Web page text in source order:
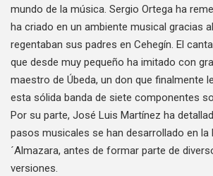
mundo de la música. Sergio Ortega ha
ha criado en un ambiente musical gracias
regentaban sus padres en Cehegín. El
que desde muy pequeño ha imitado con
maestro de Úbeda, un don que finalmente
esta sólida banda de siete componentes
Por su parte, José Luis Martínez ha
pasos musicales se han desarrollado en la
´Almazara, antes de formar parte de
versiones.